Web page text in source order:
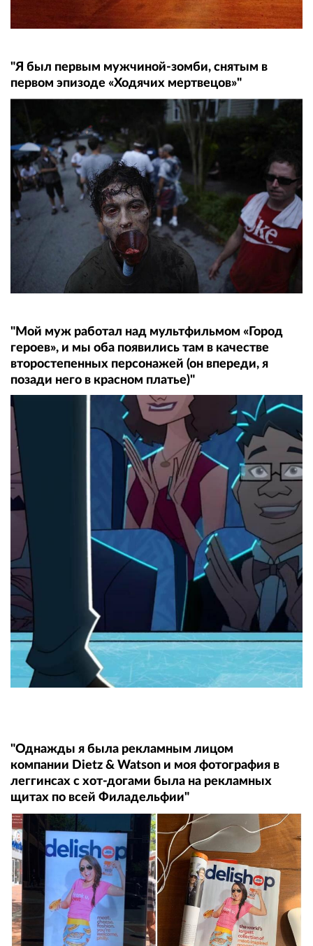
"Я был первым мужчиной-зомби, снятым в
первом эпизоде «Ходячих мертвецов»"
"Мой муж работал над мультфильмом «Город
героев», и мы оба появились там в качестве
второстепенных персонажей (он впереди, я
позади него в красном платье)"
"Однажды я была рекламным лицом
компании Dietz & Watson и моя фотография в
леггинсах с хот-догами была на рекламных
щитах по всей Филадельфии"